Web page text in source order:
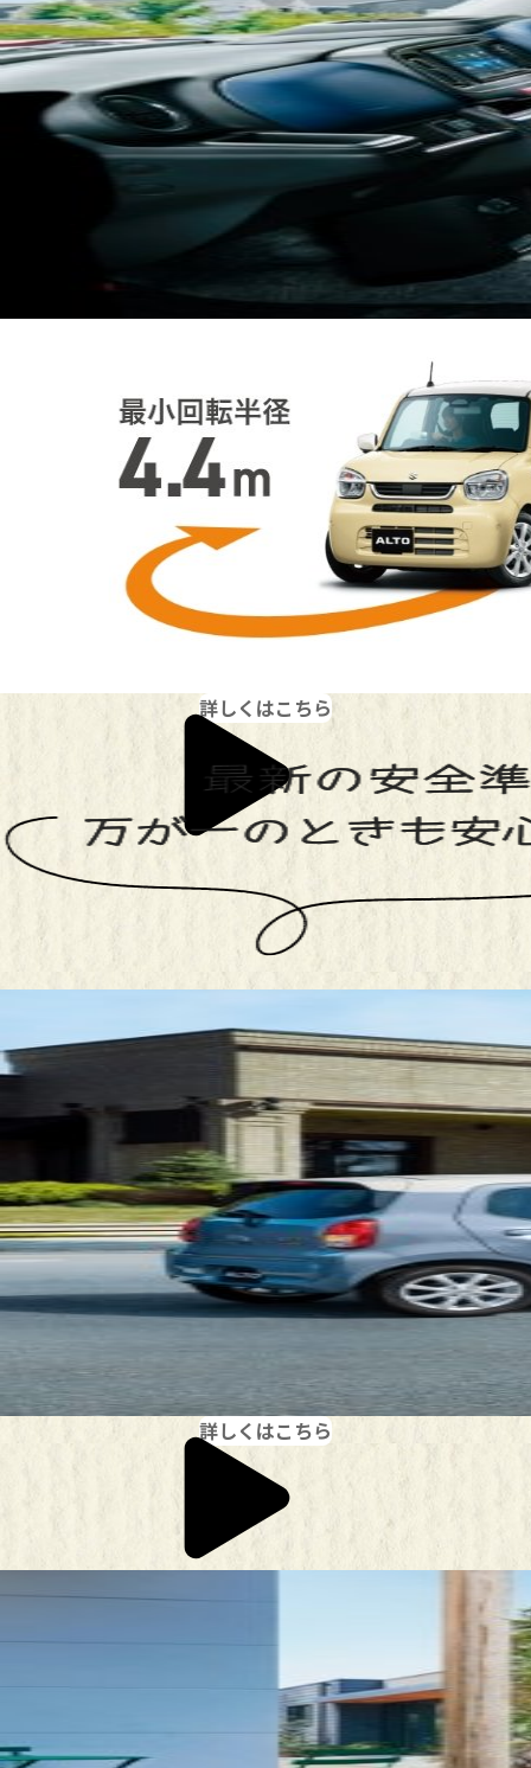
詳しくはこちら
安全装備
最新の安全装備で、万が一のときも安心ドライブ！
詳しくはこちら
デザイン